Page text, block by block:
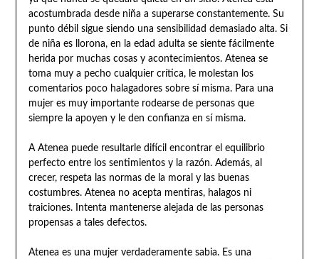
acostumbrada desde niña a superarse constantemente. Su
punto débil sigue siendo una sensibilidad demasiado alta. Si
de niña es llorona, en la edad adulta se siente fácilmente
herida por muchas cosas y acontecimientos. Atenea se
toma muy a pecho cualquier crítica, le molestan los
comentarios poco halagadores sobre sí misma. Para una
mujer es muy importante rodearse de personas que
siempre la apoyen y le den confianza en sí misma.
A Atenea puede resultarle difícil encontrar el equilibrio
perfecto entre los sentimientos y la razón. Además, al
crecer, respeta las normas de la moral y las buenas
costumbres. Atenea no acepta mentiras, halagos ni
traiciones. Intenta mantenerse alejada de las personas
propensas a tales defectos.
Atenea es una mujer verdaderamente sabia. Es una